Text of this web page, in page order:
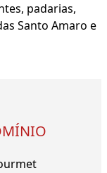
padarias,
Santo Amaro e